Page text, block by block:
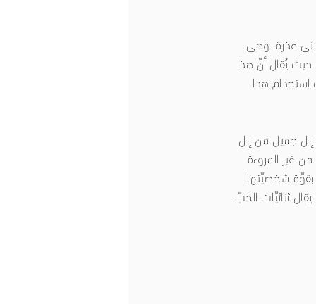
بني عذرة. وهي
يُقال أنّ هذا
استخدام هذا
إبل جميل من إبل
غير المروءة
شخصيّتها
ثنائيّات الحبّ